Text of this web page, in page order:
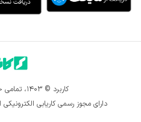
کاربرد © ۱۴۰۳، تمامی حقوق محفوظ است.
دارای مجوز رسمی کاریابی الکترونیکی